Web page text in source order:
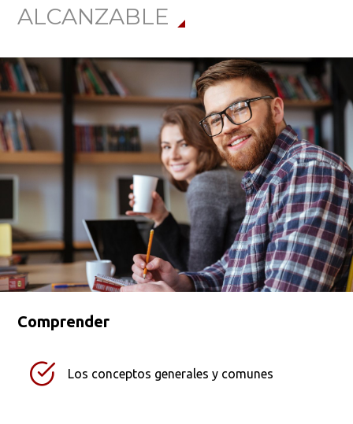
ALCANZABLE
Comprender
Los conceptos generales y comunes